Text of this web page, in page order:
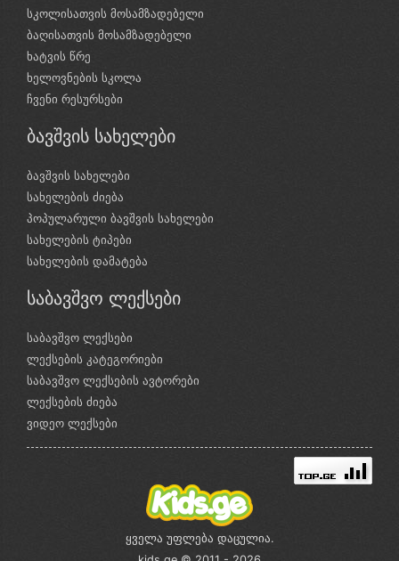
სკოლისათვის მოსამზადებელი
ბაღისათვის მოსამზადებელი
ხატვის წრე
ხელოვნების სკოლა
ჩვენი რესურსები
ბავშვის სახელები
ბავშვის სახელები
სახელების ძიება
პოპულარული ბავშვის სახელები
სახელების ტიპები
სახელების დამატება
საბავშვო ლექსები
საბავშვო ლექსები
ლექსების კატეგორიები
საბავშვო ლექსების ავტორები
ლექსების ძიება
ვიდეო ლექსები
ყველა უფლება დაცულია.